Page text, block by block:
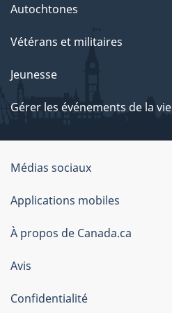
Autochtones
Vétérans et militaires
Jeunesse
Gérer les événements de la vie
Organisation
du
gouvernement
du
Canada
Médias sociaux
Applications mobiles
À propos de Canada.ca
Avis
Confidentialité